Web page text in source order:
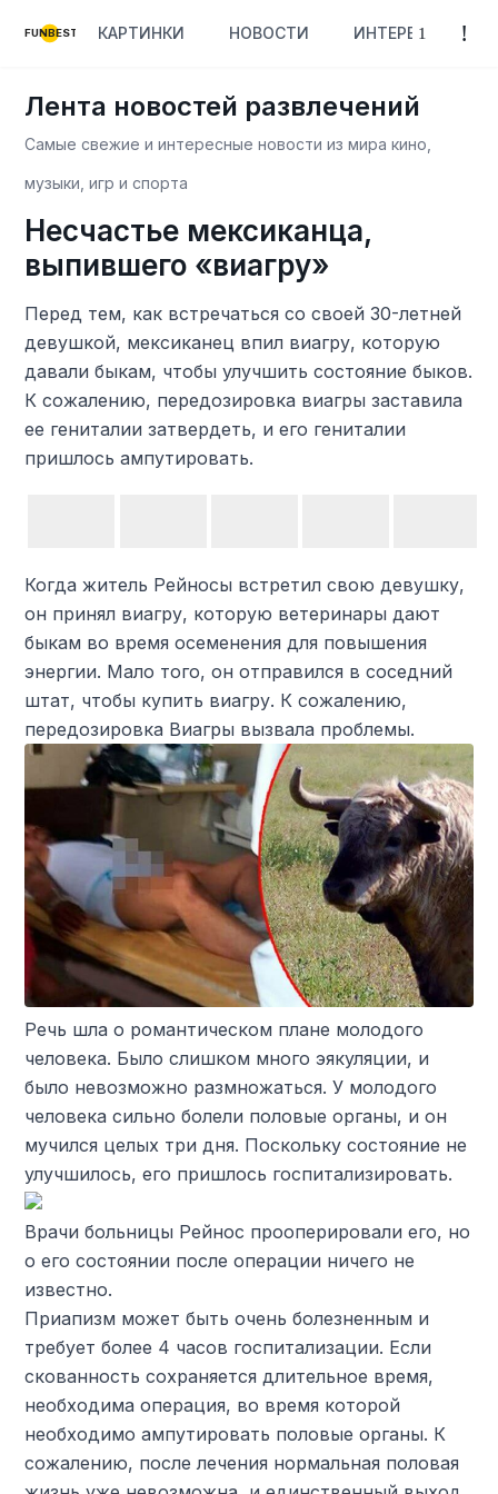
FUNBEST КАРТИНКИ НОВОСТИ ИНТЕРЕСНОЕ
Лента новостей развлечений
Самые свежие и интересные новости из мира кино,
музыки, игр и спорта
Несчастье мексиканца,
выпившего «виагру»
Перед тем, как встречаться со своей 30-летней
девушкой, мексиканец впил виагру, которую
давали быкам, чтобы улучшить состояние быков.
К сожалению, передозировка виагры заставила
ее гениталии затвердеть, и его гениталии
пришлось ампутировать.
Когда житель Рейносы встретил свою девушку,
он принял виагру, которую ветеринары дают
быкам во время осеменения для повышения
энергии. Мало того, он отправился в соседний
штат, чтобы купить виагру. К сожалению,
передозировка Виагры вызвала проблемы.
Речь шла о романтическом плане молодого
человека. Было слишком много эякуляции, и
было невозможно размножаться. У молодого
человека сильно болели половые органы, и он
мучился целых три дня. Поскольку состояние не
улучшилось, его пришлось госпитализировать.
Врачи больницы Рейнос прооперировали его, но
о его состоянии после операции ничего не
известно.
Приапизм может быть очень болезненным и
требует более 4 часов госпитализации. Если
скованность сохраняется длительное время,
необходима операция, во время которой
необходимо ампутировать половые органы. К
сожалению, после лечения нормальная половая